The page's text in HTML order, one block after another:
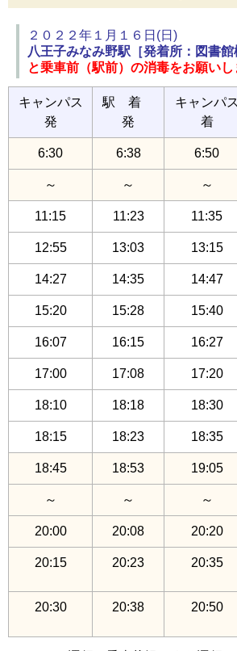
２０２２年１月１６日(日)
八王子みなみ野駅［発着所：図書館
と乗車前（駅前）の消毒をお願いし
キャンパス
発
駅 着
発
キャンパス
着
6:30 6:38
6:50
～
～ ～
11:15 11:23 11:35
12:55 13:03 13:15
14:27 14:35 14:47
15:20 15:28 15:40
16:07 16:15 16:27
17:00 17:08 17:20
18:10 18:18 18:30
18:15 18:23 18:35
18:45 18:53 19:05
～ ～ ～
20:00 20:08 20:20
20:15 20:23 20:35
20:30 20:38 20:50